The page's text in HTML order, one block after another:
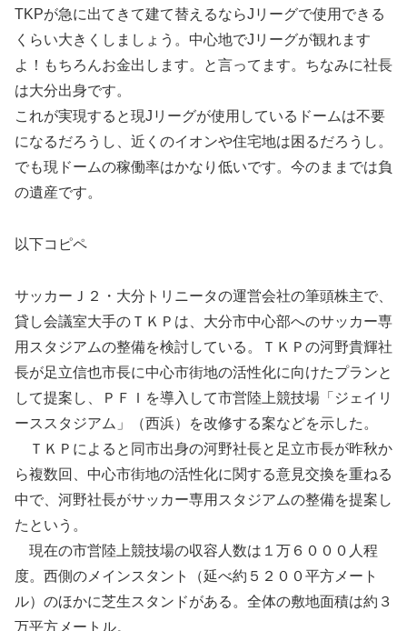
TKPが急に出てきて建て替えるならJリーグで使用できる
くらい大きくしましょう。中心地でJリーグが観れます
よ！もちろんお金出します。と言ってます。ちなみに社長
は大分出身です。
これが実現すると現Jリーグが使用しているドームは不要
になるだろうし、近くのイオンや住宅地は困るだろうし。
でも現ドームの稼働率はかなり低いです。今のままでは負
の遺産です。
以下コピペ
サッカーＪ２・大分トリニータの運営会社の筆頭株主で、
貸し会議室大手のＴＫＰは、大分市中心部へのサッカー専
用スタジアムの整備を検討している。ＴＫＰの河野貴輝社
長が足立信也市長に中心市街地の活性化に向けたプランと
して提案し、ＰＦＩを導入して市営陸上競技場「ジェイリ
ーススタジアム」（西浜）を改修する案などを示した。
ＴＫＰによると同市出身の河野社長と足立市長が昨秋か
ら複数回、中心市街地の活性化に関する意見交換を重ねる
中で、河野社長がサッカー専用スタジアムの整備を提案し
たという。
現在の市営陸上競技場の収容人数は１万６０００人程
度。西側のメインスタント（延べ約５２００平方メート
ル）のほかに芝生スタンドがある。全体の敷地面積は約３
万平方メートル。